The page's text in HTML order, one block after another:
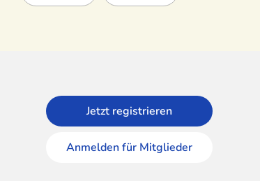
Jetzt registrieren
Anmelden für Mitglieder